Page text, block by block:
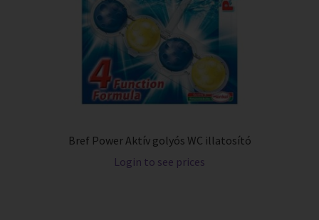
Bref Power Aktív golyós WC illatosító
Login to see prices